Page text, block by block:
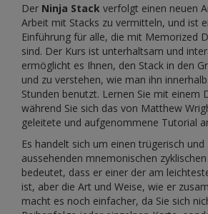
Der Ninja Stack verfolgt einen neuen
Arbeit mit Stacks zu vermitteln, und ist
Einführung für alle, die mit Memorized
sind. Der Kurs ist unterhaltsam und
ermöglicht es Ihnen, den Stack in den
und zu verstehen, wie man ihn
Stunden benutzt. Lernen Sie mit einem
während Sie sich das von Matthew
geleitete und aufgenommene Tutorial
Es handelt sich um einen trügerisch und
aussehenden mnemonischen
bedeutet, dass er einer der am
ist, aber die Art und Weise, wie er
macht es noch einfacher, da Sie sich